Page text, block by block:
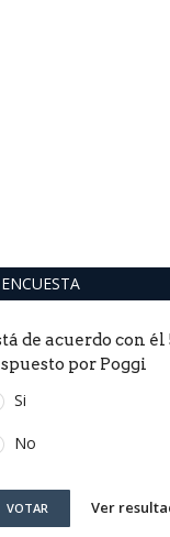
ENCUESTA
de acuerdo con
por Poggi
Si
No
VOTAR Ver